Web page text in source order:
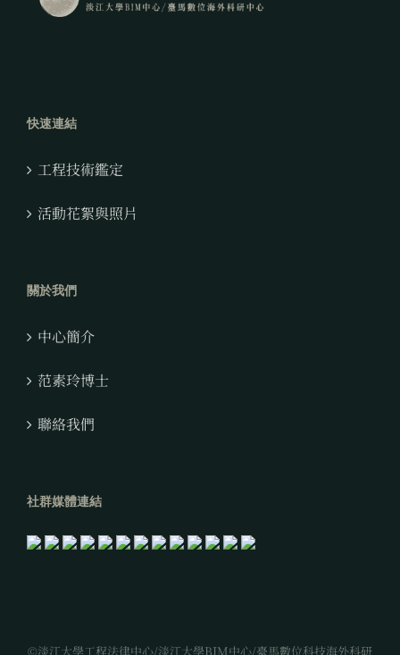
快速連結
工程技術鑑定
活動花絮與照片
關於我們
中心簡介
范素玲博士
聯絡我們
社群媒體連結
©淡江大學工程法律中心/淡江大學BIM中心/臺馬數位科技海外科研